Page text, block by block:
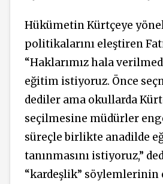
Hükümetin Kürtçeye
politikalarını eleştiren
“Haklarımız hala
eğitim istiyoruz. Önce
dediler ama okullarda
seçilmesine müdürler
süreçle birlikte anadilde
tanınmasını istiyoruz,”
“kardeşlik”